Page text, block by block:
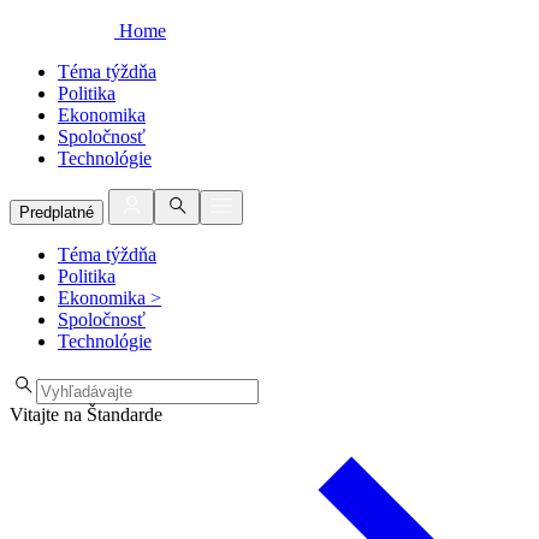
Home
Téma týždňa
Politika
Ekonomika
Spoločnosť
Technológie
Predplatné
Téma týždňa
Politika
Ekonomika >
Spoločnosť
Technológie
Vitajte na Štandarde